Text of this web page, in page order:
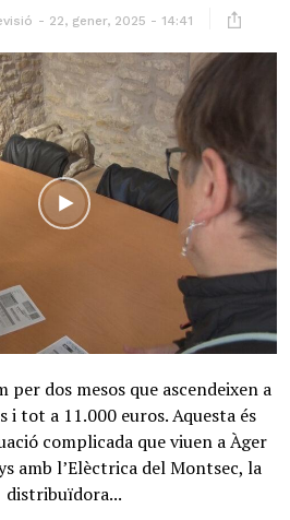
22, gener, 2025 - 14:41
per dos mesos que ascendeixen a
i tot a 11.000 euros. Aquesta és
complicada que viuen a Àger
amb l’Elèctrica del Montsec, la
distribuïdora...